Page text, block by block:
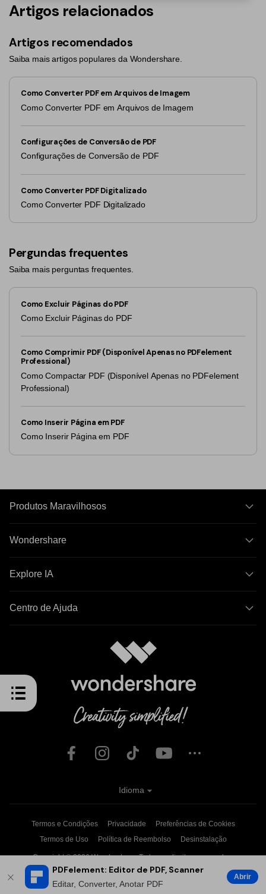
PDFelement: Editor de PDF, Scanner
Editar, Converter, Anotar PDF
Abrir
Artigos relacionados
Artigos recomendados
Saiba mais artigos populares da Wondershare.
Como Converter PDF em Arquivos de Imagem
Como Converter PDF em Arquivos de Imagem
Configurações de Conversão de PDF
Configurações de Conversão de PDF
Como Converter PDF Digitalizado
Como Converter PDF Digitalizado
Pergundas frequentes
Saiba mais perguntas frequentes.
Como Excluir Páginas do PDF
Como Excluir Páginas do PDF
Como Comprimir PDF (Disponível Apenas no PDFelement
Professional)
Como Compactar PDF (Disponível Apenas no PDFelement
Professional)
Como Inserir Página em PDF
Como Inserir Página em PDF
Produtos Maravilhosos
Wondershare
Explore IA
Centro de Ajuda
Termos e Condições Privacidade
Preferências de Cookies
Termos de Uso
Política de Reembolso Desinstalação
Copyright © 2026Wondershare. Todos os direitos reservados.
Idioma